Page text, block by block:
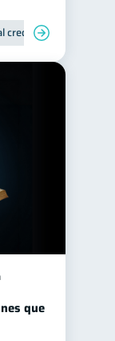
crediticio
que